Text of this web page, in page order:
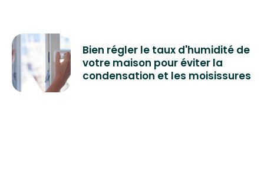
Bien régler le taux d'humidité de
votre maison pour éviter la
condensation et les moisissures